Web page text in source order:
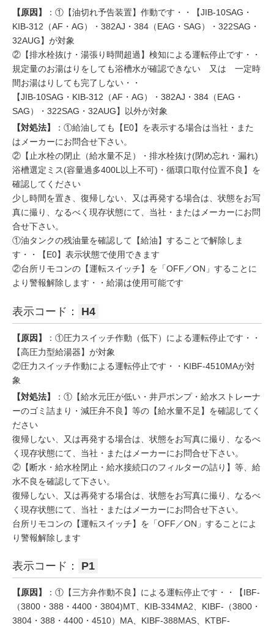
【原因】
：①【油切れ予告装置】作動です・・【JIB-10SAG・
KIB-312（AF・AG）・382AJ・384（EAG・SAG）・322SAG・
32AUG】が対象
②【排水栓抜け・湯張り時間超過】検知による運転停止です・・
規定量のお湯はりをしても浴槽水が確認できない 又は 一定時
間お湯はりしても完了しない・・
【JIB-10SAG・KIB-312（AF・AG）・382AJ・384（EAG・
SAG）・322SAG・32AUG】以外が対象
【対処法】
：①給油しても【E0】を表示する場合は当社・また
はメーカーにお問合せ下さい。
②【止水栓の閉止（給水量不足）・排水栓抜け(閉め忘れ・漏れ)
浴槽選定ミス(容量過多400L以上不可)・循環口取付位置不良】を
確認してください
少し時間を置き、復帰しない、又は再発する場合は、状態をお写
真に撮り、なるべく現存状態にて、当社・またはメーカーにお問
合せ下さい。
①油タンクの残油量を確認して【給油】することで解除しま
す・・【E0】表示状態で使用できます
②台所リモコンの【運転スイッチ】を「OFF／ON」することに
より警報解除します・・給湯は使用可能です
表示コード： H4
【原因】
：①圧力スイッチ作動（低下）による運転停止です・・
【高圧力型給湯器】が対象
②圧力スイッチ作動による運転停止です・・KIBF-4510MAが対
象
【対処法】
：①【給水元圧が低い・井戸ポンプ・給水ストレーナ
ーのゴミ詰まり・減圧弁不良】等の【給水量不足】を確認してく
ださい
復帰しない、又は再発する場合は、状態をお写真に撮り、なるべ
く現存状態にて、当社・またはメーカーにお問合せ下さい。
②【断水・給水栓閉止・給水接続口のフィルターの詰り】等、給
水不良を確認して下さい。
復帰しない、又は再発する場合は、状態をお写真に撮り、なるべ
く現存状態にて、当社・またはメーカーにお問合せ下さい。
台所リモコンの【運転スイッチ】を「OFF／ON」することによ
り警報解除します
表示コード： P1
【原因】
：①【三方弁作動不良】による運転停止です・・【IBF-
（3800・388・4400・3804)MT、KIB-334MA2、KIBF-（3800・
3804・388・4400・4510）MA、KIBF-388MAS、KTBF-